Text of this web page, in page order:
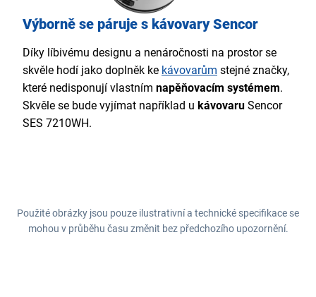
Výborně se páruje s kávovary Sencor
Díky líbivému designu a nenáročnosti na prostor se
skvěle hodí jako doplněk ke kávovarům stejné značky,
které nedisponují vlastním napěňovacím systémem.
Skvěle se bude vyjímat například u kávovaru Sencor
SES 7210WH.
Použité obrázky jsou pouze ilustrativní a technické specifikace se
mohou v průběhu času změnit bez předchozího upozornění.